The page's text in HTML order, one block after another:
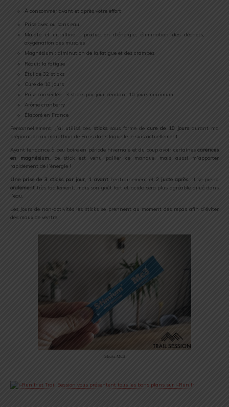
À consommer avant et après votre effort
Prise avec ou sans eau
Malate et citrulline : production d’énergie, élimination des déchets,
oxygénation des muscles
Magnésium : diminution de la fatigue et des crampes
Réduit la fatigue
Étui de 32 sticks
Cure de 10 jours
Prise conseillée : 3 sticks par jour pendant 10 jours minimum
Arôme cranberry
Élaboré en France
Personnellement, j’ai utilisé ces stickssous forme decure de 10 jours durant ma
préparation au marathon de Paris dans laquelle je suis actuellement.
Ayant tendance à peu boire en période hivernale et du coup avoir certaines carences
en magnésium,ce stick est venu pallier ce manque, mais aussi m’apporter
rapidement de l’énergie !
Une prise de 3 sticks par jour, 1 avantl’entrainement et2 juste après. Il se prend
oralement très facilement, mais son goût fort et acide sera plus agréable dilué dans
l’eau.
Les jours de non-activités les sticks se prennent au moment des repas afin d’éviter
des maux de ventre.
Sticks MC3